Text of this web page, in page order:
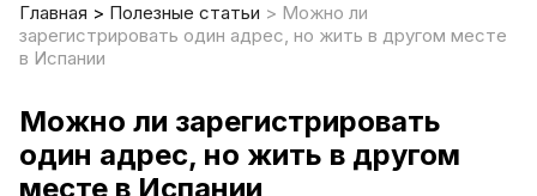
Главная Полезные статьи
Можно ли
зарегистрировать один адрес, но жить в другом месте
в Испании
Можно ли зарегистрировать
один адрес, но жить в другом
месте в Испании